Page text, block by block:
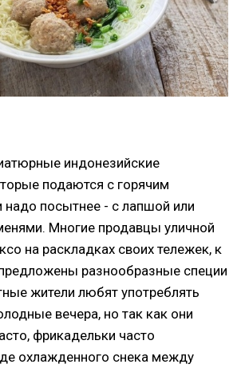
индонезийские
подаются с горячим
надо посытнее - с лапшой или
Многие продавцы уличной
на раскладках своих тележек, к
разнообразные специи
жители любят употреблять
вечера, но так как они
фрикадельки часто
охлажденного снека между